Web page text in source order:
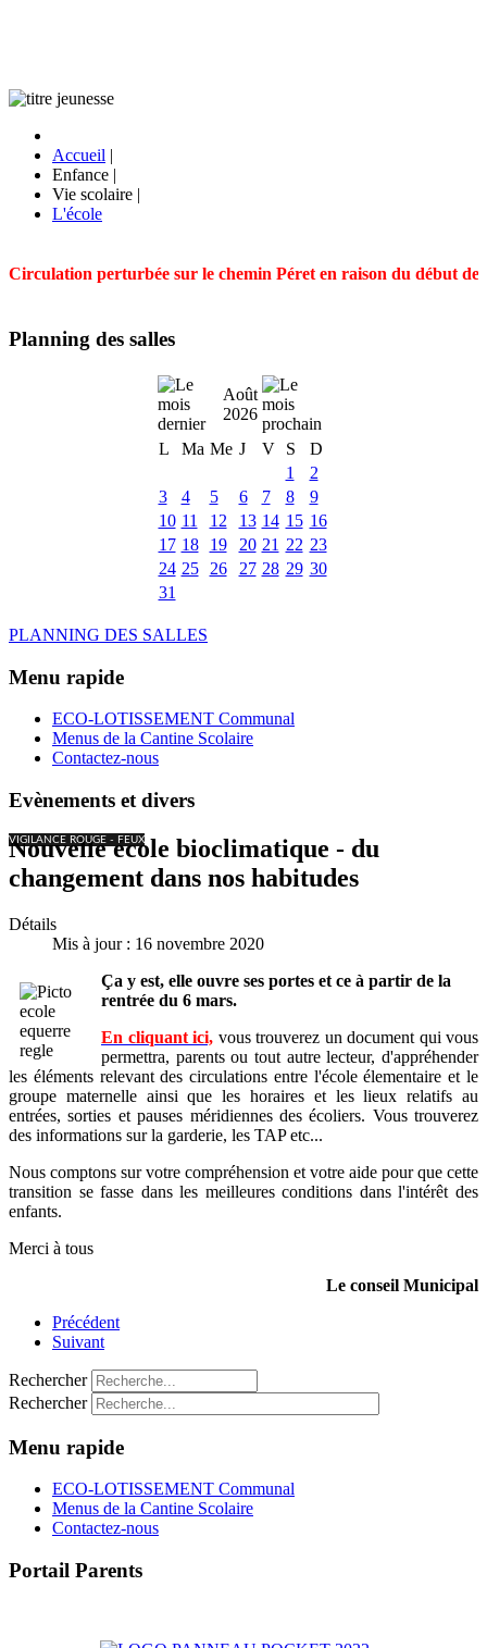
Accueil |
Enfance |
Vie scolaire |
L'école
Circulation perturbée sur le chemin Péret en raison du début
Planning des salles
Août
2026
L
Ma Me J V S
D
1
2
3
4 5 6 7 8
9
10 11 12 13 14 15 16
17 18 19 20 21 22 23
24 25 26 27 28 29 30
31
PLANNING DES SALLES
Menu rapide
ECO-LOTISSEMENT Communal
Menus de la Cantine Scolaire
Contactez-nous
Evènements et divers
VIGILANCE ROUGE - FEUX
Nouvelle école bioclimatique - du
changement dans nos habitudes
Détails
Mis à jour : 16 novembre 2020
Ça y est, elle ouvre ses portes et ce à partir de la
rentrée du 6 mars.
En cliquant ici, vous trouverez un document qui vous
permettra, parents ou tout autre lecteur, d'appréhender
les éléments relevant des circulations entre l'école élementaire et le
groupe maternelle ainsi que les horaires et les lieux relatifs au
entrées, sorties et pauses méridiennes des écoliers. Vous trouverez
des informations sur la garderie, les TAP etc...
Nous comptons sur votre compréhension et votre aide pour que cette
transition se fasse dans les meilleures conditions dans l'intérêt des
enfants.
Merci à tous
Le conseil Municipal
Précédent
Suivant
Rechercher
Rechercher
Menu rapide
ECO-LOTISSEMENT Communal
Menus de la Cantine Scolaire
Contactez-nous
Portail Parents